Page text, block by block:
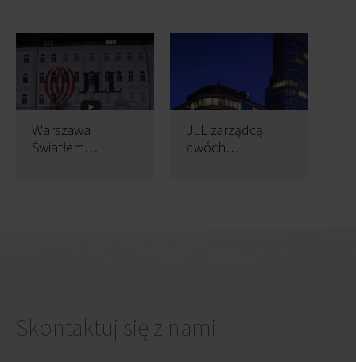
Warszawa
Światłem
JLL zarządcą
dwóch
Skontaktuj się z nami